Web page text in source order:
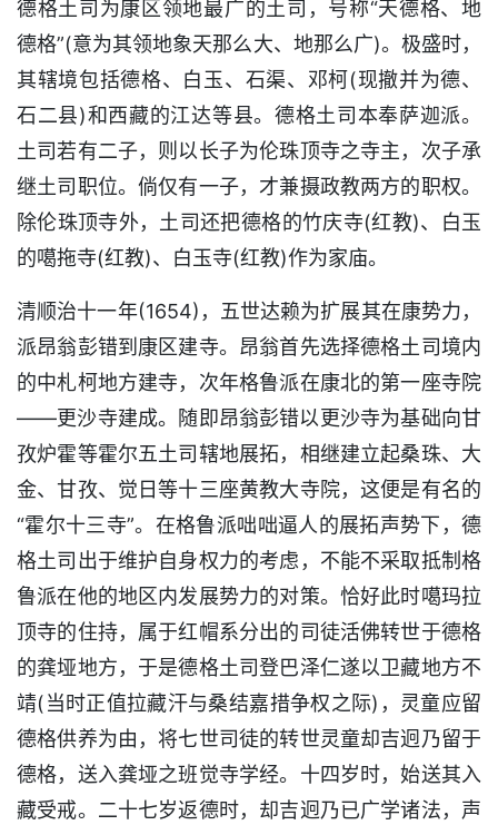
德格土司为康区领地最广的土司，号称“天德格、地
德格”(意为其领地象天那么大、地那么广)。极盛时，
其辖境包括德格、白玉、石渠、邓柯(现撤并为德、
石二县)和西藏的江达等县。德格土司本奉萨迦派。
土司若有二子，则以长子为伦珠顶寺之寺主，次子承
继土司职位。倘仅有一子，才兼摄政教两方的职权。
除伦珠顶寺外，土司还把德格的竹庆寺(红教)、白玉
的噶拖寺(红教)、白玉寺(红教)作为家庙。
清顺治十一年(1654)，五世达赖为扩展其在康势力，
派昂翁彭错到康区建寺。昂翁首先选择德格土司境内
的中札柯地方建寺，次年格鲁派在康北的第一座寺院
——更沙寺建成。随即昂翁彭错以更沙寺为基础向甘
孜炉霍等霍尔五土司辖地展拓，相继建立起桑珠、大
金、甘孜、觉日等十三座黄教大寺院，这便是有名的
“霍尔十三寺”。在格鲁派咄咄逼人的展拓声势下，德
格土司出于维护自身权力的考虑，不能不采取抵制格
鲁派在他的地区内发展势力的对策。恰好此时噶玛拉
顶寺的住持，属于红帽系分出的司徒活佛转世于德格
的龚垭地方，于是德格土司登巴泽仁遂以卫藏地方不
靖(当时正值拉藏汗与桑结嘉措争权之际)，灵童应留
德格供养为由，将七世司徒的转世灵童却吉迥乃留于
德格，送入龚垭之班觉寺学经。十四岁时，始送其入
藏受戒。二十七岁返德时，却吉迥乃已广学诸法，声